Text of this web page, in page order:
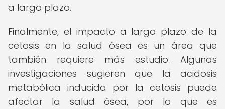
a largo plazo.
Finalmente, el impacto a largo plazo de la
cetosis en la salud ósea es un área que
también requiere más estudio. Algunas
investigaciones sugieren que la acidosis
metabólica inducida por la cetosis puede
afectar la salud ósea, por lo que es